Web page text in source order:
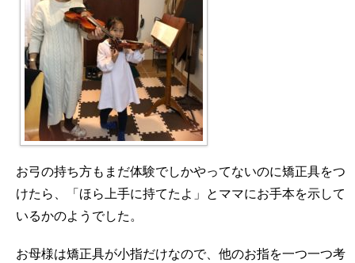
お弓の持ち方もまだ体験でしかやってないのに矯正具をつ
けたら、「ほら上手に持てたよ」とママにお手本を示して
いるかのようでした。
お母様は矯正具が小指だけなので、他のお指を一つ一つ考